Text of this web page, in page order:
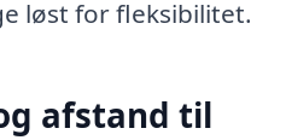
løst for fleksibilitet.
afstand til